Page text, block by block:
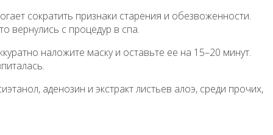
сократить признаки старения и обезвоженности.
вернулись с процедур в спа.
наложите маску и оставьте ее на 15–20 минут.
аденозин и экстракт листьев алоэ, среди прочих,